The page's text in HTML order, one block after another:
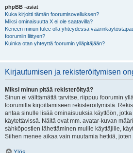
phpBB -asiat
Kuka kirjoitti tämän foorumisovelluksen?
Miksi ominaisuutta X ei ole saatavilla?
Keneen minun tulee olla yhteydessä
foorumiin liittyen?
Kuinka otan yhteyttä foorumin ylläpitäjään?
Kirjautumisen ja rekisteröitymisen
Miksi minun pitää rekisteröityä?
Sinun ei välttämättä tarvitse, riippuu foorumin
foorumilla kirjoittamiseen rekisteröitymistä.
antaa sinulle lisää ominaisuuksia käyttöön,
käytettävissä. Näitä ovat mm. avatar-kuvan
sähköpostien lähettäminen muille käyttäjille,
Siihen menee aikaa vain muutamia hetkiä,